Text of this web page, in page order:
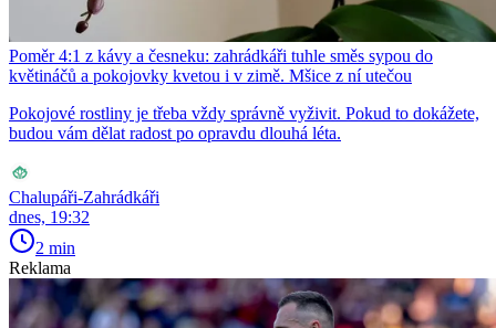
Poměr 4:1 z kávy a česneku: zahrádkáři tuhle směs sypou do
květináčů a pokojovky kvetou i v zimě. Mšice z ní utečou
Pokojové rostliny je třeba vždy správně vyživit. Pokud to dokážete,
budou vám dělat radost po opravdu dlouhá léta.
Chalupáři-Zahrádkáři
dnes, 19:32
2 min
Reklama